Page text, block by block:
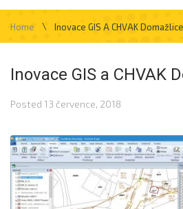
Home \ Inovace GIS A CHVAK Domažlice
Inovace GIS a CHVAK
Posted 13 července, 2018